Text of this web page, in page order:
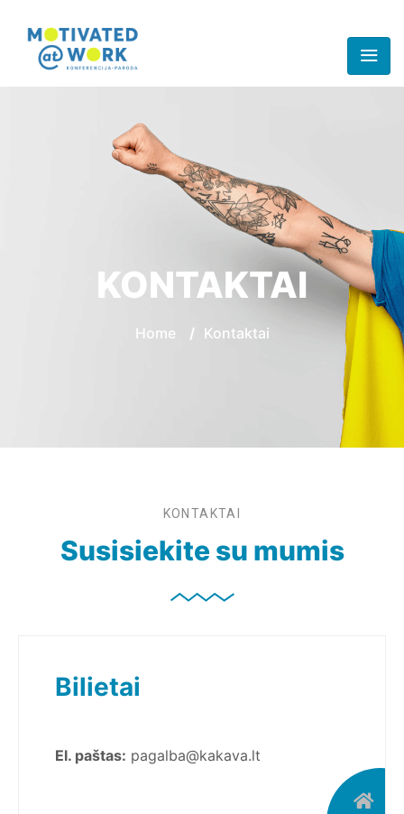
KONTAKTAI
Home / Kontaktai
KONTAKTAI
Susisiekite su mumis
Bilietai
El. paštas: pagalba@kakava.lt